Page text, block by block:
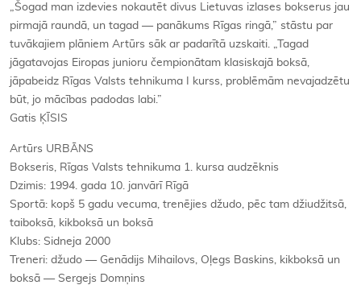
„Šogad man izdevies nokautēt divus Lietuvas izlases bokserus jau
pirmajā raundā, un tagad — panākums Rīgas ringā,” stāstu par
tuvākajiem plāniem Artūrs sāk ar padarītā uzskaiti. „Tagad
jāgatavojas Eiropas junioru čempionātam klasiskajā boksā,
jāpabeidz Rīgas Valsts tehnikuma I kurss, problēmām nevajadzētu
būt, jo mācības padodas labi.”
Gatis ĶĪSIS
Artūrs URBĀNS
Bokseris, Rīgas Valsts tehnikuma 1. kursa audzēknis
Dzimis: 1994. gada 10. janvārī Rīgā
Sportā: kopš 5 gadu vecuma, trenējies džudo, pēc tam džiudžitsā,
taiboksā, kikboksā un boksā
Klubs: Sidneja 2000
Treneri: džudo — Genādijs Mihailovs, Oļegs Baskins, kikboksā un
boksā — Sergejs Domņins